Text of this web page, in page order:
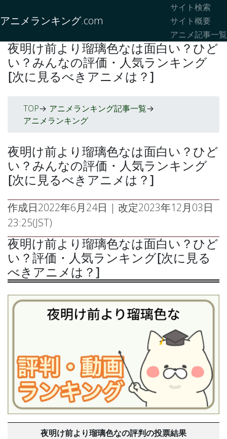
アニメランキング.com
サイト検索
サイト概要
アニメ記事一覧
夜明け前より瑠璃色なは面白い？ひど
い？みんなの評価・人気ランキング
[次に見るべきアニメは？]
TOP-> アニメランキング記事一覧->
アニメランキング
夜明け前より瑠璃色なは面白い？ひど
い？みんなの評価・人気ランキング
[次に見るべきアニメは？]
作成日2022年6月24日 | 改定2023年12月03日
23:25(JST)
夜明け前より瑠璃色なは面白い？ひど
い？評価・人気ランキング[次に見る
べきアニメは？]
夜明け前より瑠璃色なの評判の投票結果